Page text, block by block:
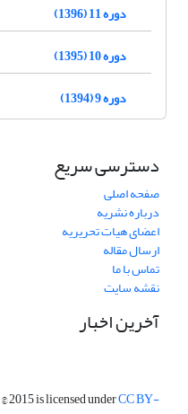
دوره 11 (1396)
دوره 10 (1395)
دوره 9 (1394)
دسترسی سریع
صفحه اصلی
درباره نشریه
اعضای هیات تحریریه
ارسال مقاله
تماس با ما
نقشه سایت
آخرین اخبار
© 2015 is licensed underCC BY-